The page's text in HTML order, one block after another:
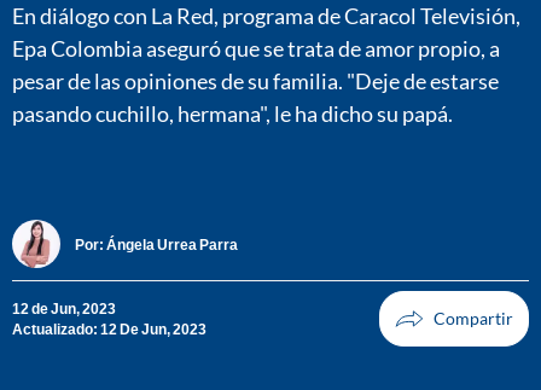
En diálogo con La Red, programa de Caracol Televisión,
Epa Colombia aseguró que se trata de amor propio, a
pesar de las opiniones de su familia. "Deje de estarse
pasando cuchillo, hermana", le ha dicho su papá.
Por: Ángela Urrea Parra
12 de Jun, 2023
Actualizado: 12 De Jun, 2023